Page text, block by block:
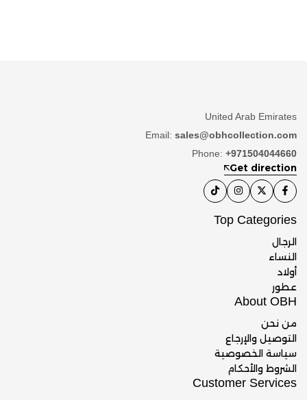
United Arab Emirates
Email: sales@obhcollection.com
Phone: +971504044660
Get direction
Top Categories
الرجال
النساء
أولاد
عطور
About OBH
من نحن
التوصيل والإرجاع
سياسة الخصوصية
الشروط والأحكام
Customer Services